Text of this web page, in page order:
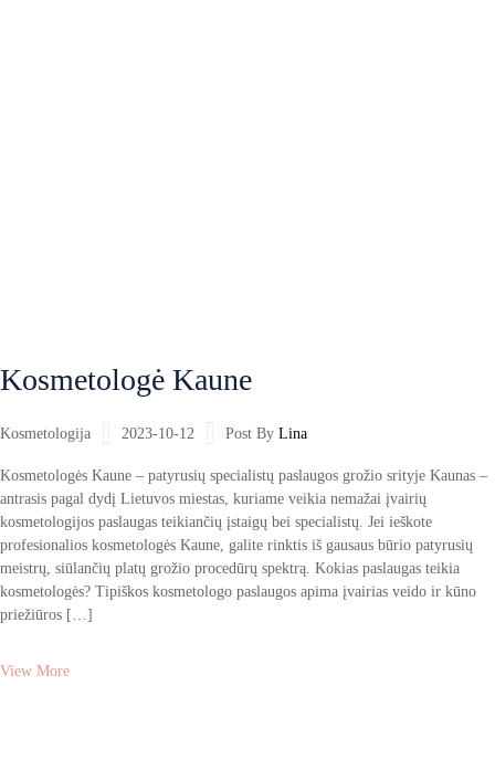
2023-10-12
Kosmetologija Post By Lina
Kosmetologė Kaune
Kosmetologės Kaune – patyrusių specialistų paslaugos grožio srityje Kaunas –
antrasis pagal dydį Lietuvos miestas, kuriame veikia nemažai įvairių
kosmetologijos paslaugas teikiančių įstaigų bei specialistų. Jei ieškote
profesionalios kosmetologės Kaune, galite rinktis iš gausaus būrio patyrusių
meistrų, siūlančių platų grožio procedūrų spektrą. Kokias paslaugas teikia
kosmetologės? Tipiškos kosmetologo paslaugos apima įvairias veido ir kūno
priežiūros […]
View More